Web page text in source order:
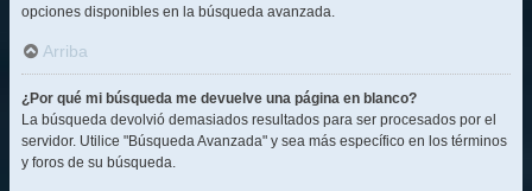
opciones disponibles en la búsqueda avanzada.
Arriba
¿Por qué mi búsqueda me devuelve una página en blanco?
La búsqueda devolvió demasiados resultados para ser procesados por el
servidor. Utilice "Búsqueda Avanzada" y sea más específico en los términos
y foros de su búsqueda.